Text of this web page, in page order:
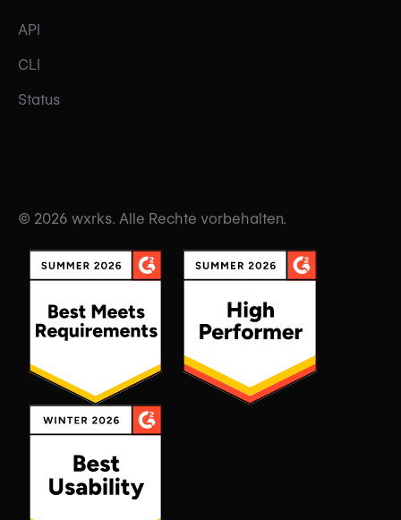
API
CLI
Status
© 2026 wxrks. Alle Rechte vorbehalten.